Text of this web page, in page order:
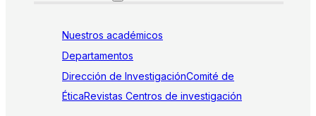
Nuestros académicos
Departamentos
Dirección de InvestigaciónComité de
ÉticaRevistas Centros de investigación